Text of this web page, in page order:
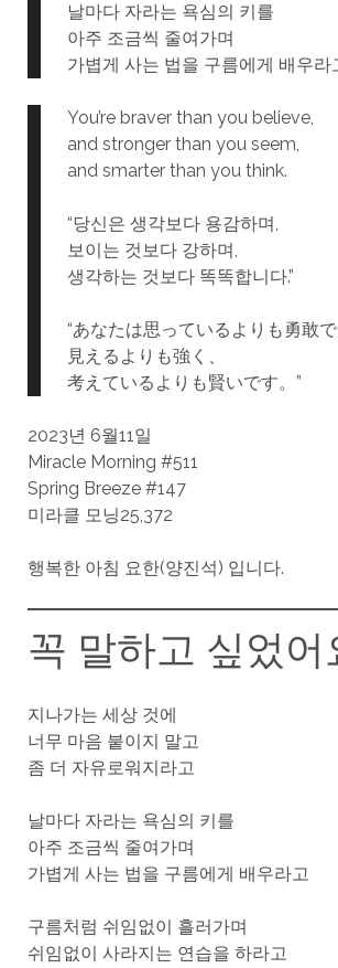
날마다 자라는 욕심의 키를
아주 조금씩 줄여가며
가볍게 사는 법을 구름에게 배우라
You’re braver than you believe,
and stronger than you seem,
and smarter than you think.
“당신은 생각보다 용감하며,
보이는 것보다 강하며,
생각하는 것보다 똑똑합니다.”
“あなたは思っているよりも勇敢で
見えるよりも強く、
考えているよりも賢いです。”
2023년 6월11일
Miracle Morning #511
Spring Breeze #147
미라클 모닝25,372
행복한 아침 요한(양진석) 입니다.
꼭 말하고 싶었어
지나가는 세상 것에
너무 마음 붙이지 말고
좀 더 자유로워지라고
날마다 자라는 욕심의 키를
아주 조금씩 줄여가며
가볍게 사는 법을 구름에게 배우라고
구름처럼 쉬임없이 흘러가며
쉬임없이 사라지는 연습을 하라고